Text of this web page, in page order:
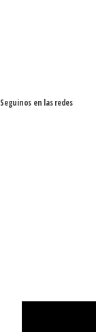
Seguinos en las redes